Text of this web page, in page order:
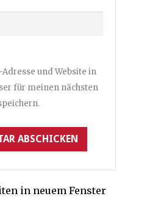
und Website in
für meinen nächsten
in neuem Fenster